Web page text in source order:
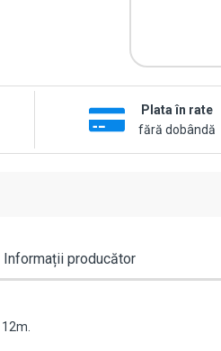
Plata în rate
fără dobândă
Informații producător